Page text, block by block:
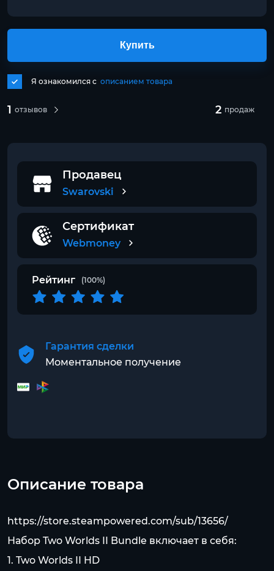
1 отзывов 2 продаж
Я ознакомился с описанием товара
Купить
Продавец
Swarovski
Сертификат
Webmoney
Рейтинг (100%)
Гарантия сделки
Моментальное получение
Описание товара
https://store.steampowered.com/sub/13656/
Набор Two Worlds II Bundle включает в себя:
1. Two Worlds II HD